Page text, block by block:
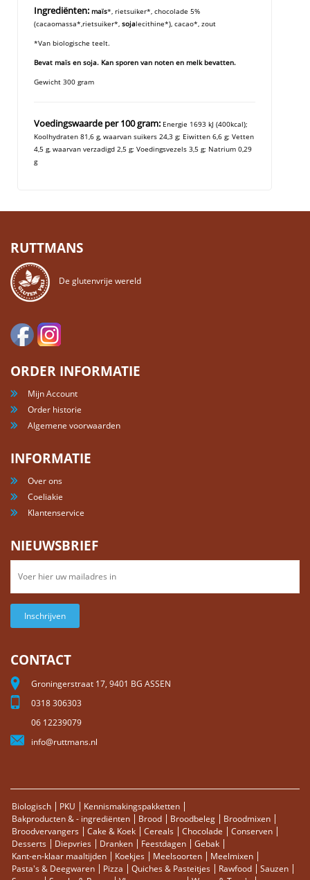
Ingrediënten: maïs*, rietsuiker*, chocolade 5%
(cacaomassa*,rietsuiker*, sojalecithine*), cacao*, zout
*Van biologische teelt.
Bevat maïs en soja. Kan sporen van noten en melk bevatten.
Gewicht 300 gram
Voedingswaarde per 100 gram: Energie 1693 kJ (400kcal);
Koolhydraten 81,6 g, waarvan suikers 24,3 g; Eiwitten 6,6 g; Vetten
4,5 g, waarvan verzadigd 2,5 g; Voedingsvezels 3,5 g; Natrium 0,29
g
RUTTMANS
De glutenvrije wereld
ORDER INFORMATIE
Mijn Account
Order historie
Algemene voorwaarden
INFORMATIE
Over ons
Coeliakie
Klantenservice
NIEUWSBRIEF
Inschrijven
CONTACT
Groningerstraat 17, 9401 BG ASSEN
0318 306303
06 12239079
info@ruttmans.nl
Biologisch PKU
Kennismakingspakketten
Bakproducten & - ingrediënten
Brood Broodbeleg
Broodmixen
Broodvervangers
Cake & Koek Cereals Chocolade
Conserven
Desserts
Diepvries Dranken Feestdagen
Gebak
Kant-en-klaar maaltijden
Koekjes Meelsoorten
Meelmixen
Pasta's & Deegwaren
Pizza Quiches & Pasteitjes Rawfood
Sauzen